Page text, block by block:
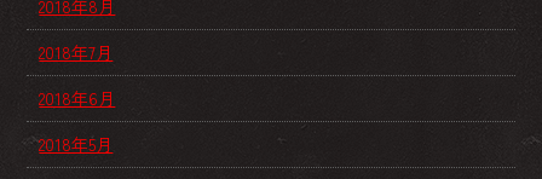
2018年8月
2018年7月
2018年6月
2018年5月